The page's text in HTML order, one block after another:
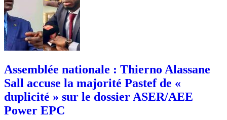
Assemblée nationale : Thierno Alassane
Sall accuse la majorité Pastef de «
duplicité » sur le dossier ASER/AEE
Power EPC